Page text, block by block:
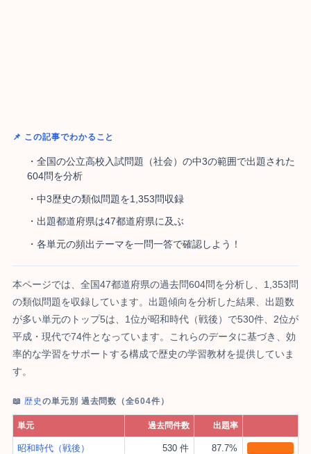
📌 この記事でわかること
・全国の公立高校入試問題（社会）の中3の範囲で出題された
604問を分析
・中3歴史の類似問題を1,353問収録
・出題都道府県は47都道府県に及ぶ
・各単元の頻出テーマを一問一答で確認しよう！
本ページでは、全国47都道府県の過去問604問を分析し、1,353問
の類似問題を収録しています。出題傾向を分析した結果、出題数
が多い単元のトップ5は、1位が昭和時代（戦後）で530件、2位が
平成・現代で74件となっています。これらのデータに基づき、効
率的な学習をサポートする構成で歴史の学習教材を提供していま
す。
📖 歴史 の単元別 過去問数（全604件）
単元 過去問件数 出題率
昭和時代（戦後） 530 件 87.7%